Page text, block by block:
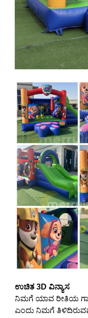
ಉಚಿತ 3D ವಿನ್ಯಾಸ
ನಿಮಗೆ ಯಾವ ರೀತಿಯ ಗಾಳಿ
ಎಂದು ನಿಮಗೆ